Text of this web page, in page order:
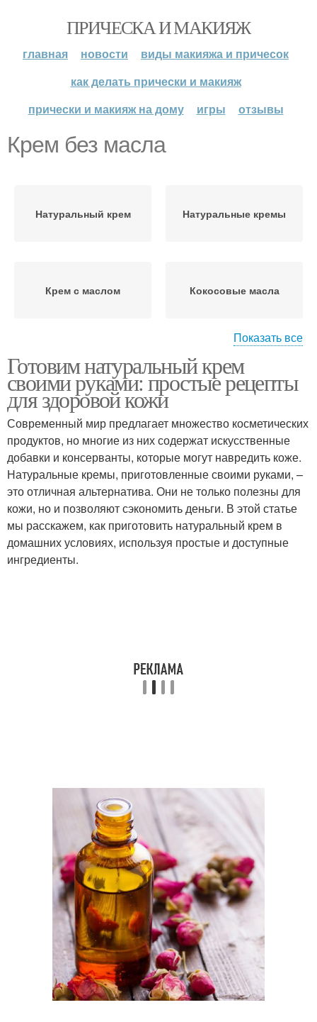
ПРИЧЕСКА И МАКИЯЖ
главная новости
виды макияжа и причесок
как делать прически и макияж
прически и макияж на дому
игры отзывы
Крем без масла
Натуральный крем Натуральные кремы
Крем с маслом Кокосовые масла
маслом
Крем для кожи
Эфирные масла
Масла в натуральный
крем
Крем в домашних
условиях
Масла для
натурального крема
Показать все
Готовим натуральный крем
своими руками: простые рецепты
для здоровой кожи
Современный мир предлагает множество косметических
продуктов, но многие из них содержат искусственные
добавки и консерванты, которые могут навредить коже.
Натуральные кремы, приготовленные своими руками, –
это отличная альтернатива. Они не только полезны для
кожи, но и позволяют сэкономить деньги. В этой статье
мы расскажем, как приготовить натуральный крем в
домашних условиях, используя простые и доступные
ингредиенты.